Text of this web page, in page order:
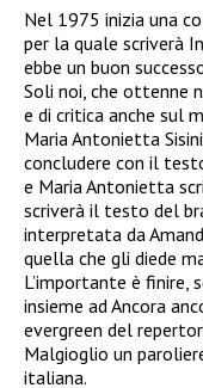
Nel 1975 inizia una
per la quale scriverà
ebbe un buon
Soli noi, che ottenne
e di critica anche sul
Maria Antonietta
concludere con il
e Maria Antonietta
scriverà il testo del
interpretata da
quella che gli diede
L’importante è finire,
insieme ad Ancora
evergreen del
Malgioglio un
italiana.